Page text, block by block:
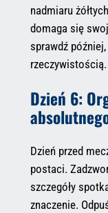
nadmiaru
domaga się
sprawdź
Dzień 6:
Dzień przed
postaci.
szczegóły
znaczenie.